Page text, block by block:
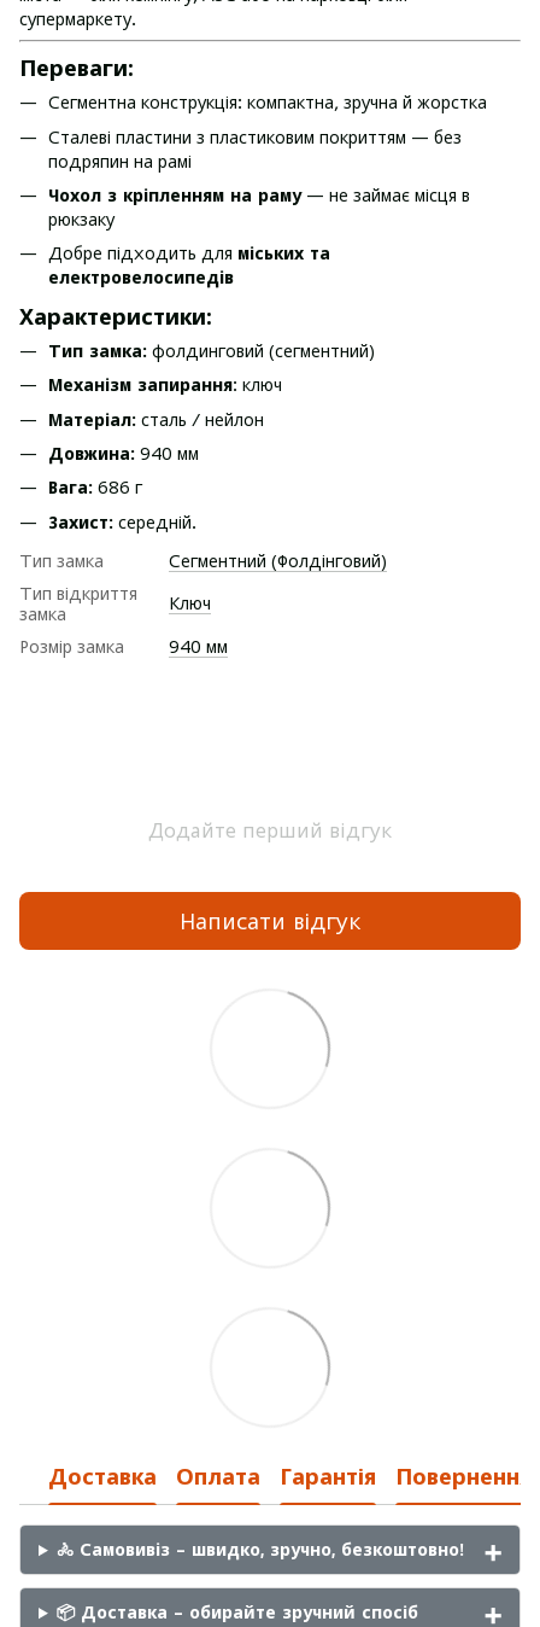
супермаркету.
Переваги:
Сегментна конструкція: компактна, зручна й жорстка
Сталеві пластини з пластиковим покриттям — без
подряпин на рамі
Чохол з кріпленням на раму— не займає місця в
рюкзаку
Добре підходить для міських та
електровелосипедів
Характеристики:
Тип замка: фолдинговий (сегментний)
Механізм запирання: ключ
Матеріал: сталь / нейлон
Довжина: 940 мм
Вага: 686 г
Захист: середній.
Тип замка
Сегментний (Фолдінговий)
Тип відкриття
замка
Ключ
Розмір замка 940 мм
Додайте перший відгук
Написати відгук
Доставка Оплата Гарантія Повернення
🚴 Самовивіз – швидко, зручно, безкоштовно!
📦 Доставка – обирайте зручний спосіб